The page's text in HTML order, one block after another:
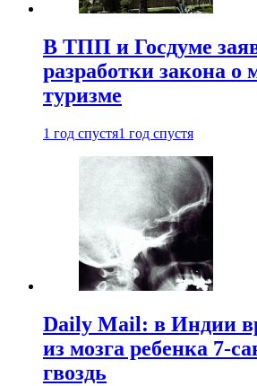
В ТПП и Госдуме
разработки закона о
туризме
1 год спустя1 год спустя
Daily Mail: в Индии
из мозга ребенка 7-
гвоздь